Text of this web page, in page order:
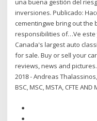
una buena gestión del
inversiones. Publicado:
cementingwe bring out the
responsibilities of…Ve este
Canada's largest auto
for sale. Buy or sell your
reviews, news and
2018 - Andreas
BSC, MSC, MSTA, CFTE AND